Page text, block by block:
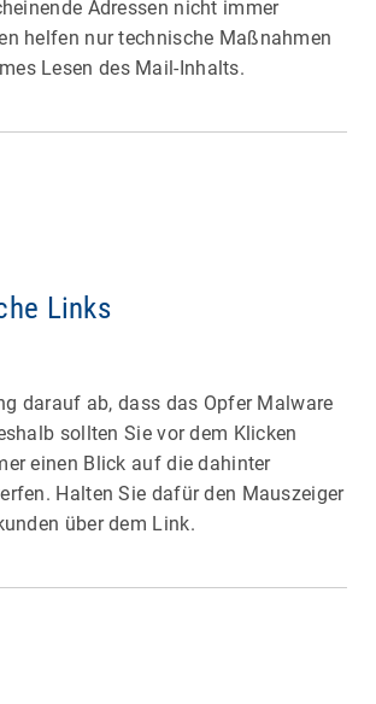
Adressen nicht immer
helfen nur technische Maßnahmen
Lesen des Mail-Inhalts.
Links
darauf ab, dass das Opfer Malware
sollten Sie vor dem Klicken
einen Blick auf die dahinter
Halten Sie dafür den Mauszeiger
über dem Link.